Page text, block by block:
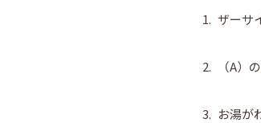
1. ザーサ
2. （A）
3. お湯が